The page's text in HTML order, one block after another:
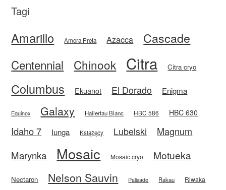
Tagi
Amarillo Amora Preta Azacca Cascade
Centennial Chinook Citra Citra cryo
Columbus Ekuanot El Dorado Enigma
Equinox Galaxy Hallertau Blanc HBC 586 HBC 630
Idaho 7 Iunga Książęcy Lubelski
Magnum
Marynka
Mosaic Mosaic cryo Motueka
Nectaron Nelson Sauvin Palisade Rakau Riwaka